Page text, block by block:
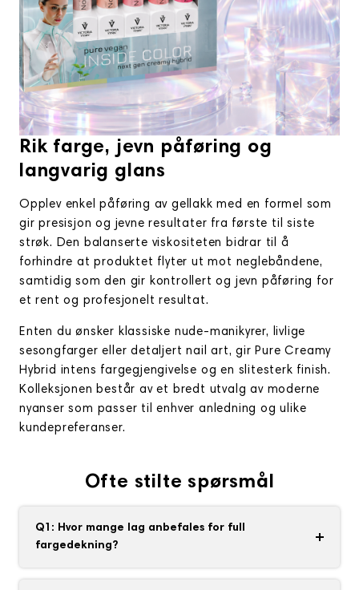
Rik farge, jevn påføring og
langvarig glans
Opplev enkel påføring av gellakk med en formel som
gir presisjon og jevne resultater fra første til siste
strøk. Den balanserte viskositeten bidrar til å
forhindre at produktet flyter ut mot neglebåndene,
samtidig som den gir kontrollert og jevn påføring for
et rent og profesjonelt resultat.
Enten du ønsker klassiske nude-manikyrer, livlige
sesongfarger eller detaljert nail art, gir Pure Creamy
Hybrid intens fargegjengivelse og en slitesterk finish.
Kolleksjonen består av et bredt utvalg av moderne
nyanser som passer til enhver anledning og ulike
kundepreferanser.
Ofte stilte spørsmål
Q1: Hvor mange lag anbefales for full
fargedekning?
De fleste nyansene gir utmerket dekning med to